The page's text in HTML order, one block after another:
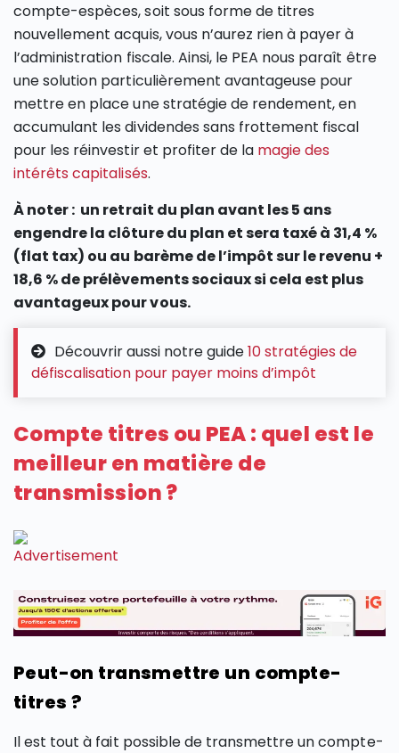
compte-espèces, soit sous forme de titres
nouvellement acquis, vous n’aurez rien à payer à
l’administration fiscale. Ainsi, le PEA nous paraît être
une solution particulièrement avantageuse pour
mettre en place une stratégie de rendement, en
accumulant les dividendes sans frottement fiscal
pour les réinvestir et profiter de la magie des
intérêts capitalisés.
À noter : un retrait du plan avant les 5 ans
engendre la clôture du plan et sera taxé à 31,4 %
(flat tax) ou au barème de l’impôt sur le revenu +
18,6 % de prélèvements sociaux si cela est plus
avantageux pour vous.
Découvrir aussi notre guide10 stratégies de
défiscalisation pour payer moins d’impôt
Compte titres ou PEA : quel est le
meilleur en matière de
transmission ?
Peut-on transmettre un compte-
titres ?
Il est tout à fait possible de transmettre un compte-